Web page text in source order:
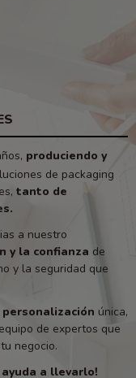
produciendo y
de packaging
tanto de
a nuestro
y la confianza de
y la seguridad que
personalización única,
de expertos que
negocio.
a llevarlo!